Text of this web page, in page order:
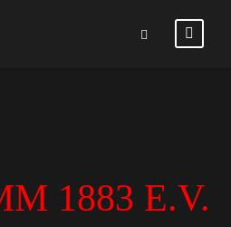
1883 E.V.